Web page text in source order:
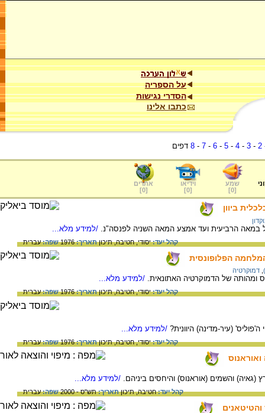
על הספריה
הסדרי נגישות
כתבו אלינו
2
-
3
-
4
-
5
-
6
-
7
-
8 דפים
שמע
[
0
]
וידיאו
[
0
]
אתרים
[
0
]
ביוון
במאה הרביעית ועד אמצע המאה השניה לפנסה"נ. /למידע מלא...
קהל יעד:יסודי,חטיבה,תיכוןתאריך:1976 שפה:עברית
הפלופונסית
דמוקרטיה
ומהותה של הדמוקרטיה האתונאית. /למידע מלא...
קהל יעד:יסודי,חטיבה,תיכוןתאריך:1976 שפה:עברית
(עיר-מדינה) היוונית? /למידע מלא...
קהל יעד:יסודי,חטיבה,תיכוןתאריך:1976 שפה:עברית
(גאיה) והשמים (אוראנוס) והיחסים ביניהם. /למידע מלא...
קהל יעד:חטיבה,תיכוןתאריך:תש"ס - 2000 שפה:עברית
והטיטאנים